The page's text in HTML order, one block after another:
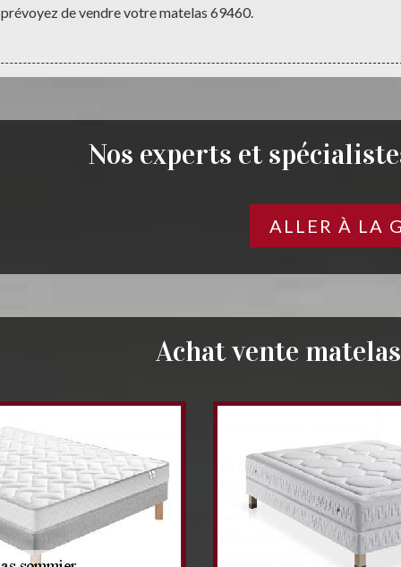
prévoyez de vendre votre matelas 69460.
Nos experts et
ALLER À LA
Achat vente